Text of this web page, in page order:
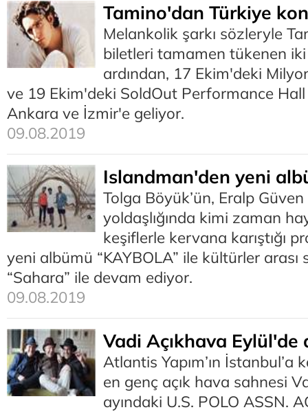
Tamino'dan Türkiye
Melankolik şarkı sözleryle
biletleri tamamen tükenen
ardından, 17 Ekim'deki
ve 19 Ekim'deki SoldOut Performance
Ankara ve İzmir'e geliyor.
09.08.2019
Islandman'den yeni
Tolga Böyük’ün, Eralp
yoldaşlığında kimi zaman
keşiflerle kervana karıştığı
yeni albümü “KAYBOLA” ile kültürler arası
“Sahara” ile devam ediyor.
09.08.2019
Vadi Açıkhava Eylül'de
Atlantis Yapım’ın İstanbul’a
en genç açık hava sahnesi
ayındaki U.S. POLO ASSN.